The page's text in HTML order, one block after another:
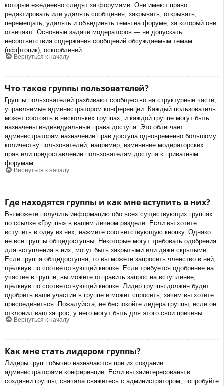
которые ежедневно следят за форумами. Они имеют право
редактировать или удалять сообщения, закрывать, открывать,
перемещать, удалять и объединять темы на форуме, за который они
отвечают. Основные задачи модераторов — не допускать
несоответствия содержания сообщений обсуждаемым темам
(оффтопик), оскорблений.
Вернуться к началу
Что такое группы пользователей?
Группы пользователей разбивают сообщество на структурные части,
управляемые администратором конференции. Каждый пользователь
может состоять в нескольких группах, и каждой группе могут быть
назначены индивидуальные права доступа. Это облегчает
администраторам назначение прав доступа одновременно большому
количеству пользователей, например, изменение модераторских
прав или предоставление пользователям доступа к приватным
форумам.
Вернуться к началу
Где находятся группы и как мне вступить в них?
Вы можете получить информацию обо всех существующих группах
по ссылке «Группы» в вашем личном разделе. Если вы хотите
вступить в одну из них, нажмите соответствующую кнопку. Однако
не все группы общедоступны. Некоторые могут требовать одобрения
для вступления в них, могут быть закрытыми или даже скрытыми.
Если группа общедоступна, то вы можете запросить членство в ней,
щёлкнув по соответствующей кнопке. Если требуется одобрение на
участие в группе, вы можете отправить запрос на вступление,
щёлкнув по соответствующей кнопке. Лидер группы должен будет
одобрить ваше участие в группе и может спросить, зачем вы хотите
присоединиться. Пожалуйста, не беспокойте лидера группы, если он
отклонил ваш запрос; у него могут быть для этого свои причины.
Вернуться к началу
Как мне стать лидером группы?
Лидеры групп обычно назначаются при их создании
администраторами конференции. Если вы заинтересованы в
создании группы, сначала свяжитесь с администратором; попробуйте